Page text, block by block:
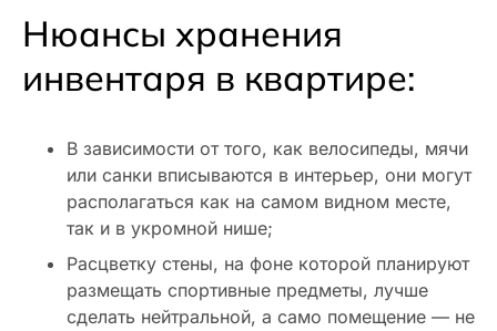
Нюансы хранения
инвентаря в квартире:
В зависимости от того, как велосипеды, мячи
или санки вписываются в интерьер, они могут
располагаться как на самом видном месте,
так и в укромной нише;
Расцветку стены, на фоне которой планируют
размещать спортивные предметы, лучше
сделать нейтральной, а само помещение — не